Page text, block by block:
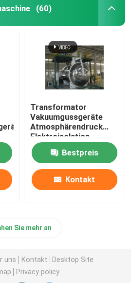
(60)
Transformator
Vakuumgussgeräte
Atmosphärendruck
Elektroisolation
Bestpreis
Kontakt
Sie mehr an
uns Kontakt
Desktop Site
Privacy policy